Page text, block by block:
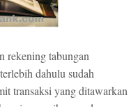
rekening tabungan
dahulu sudah
transaksi yang ditawarkan